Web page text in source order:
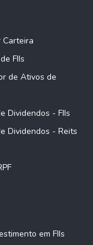
Carteira
FIIs
de Ativos de
Dividendos - FIIs
Dividendos - Reits
em FIIs